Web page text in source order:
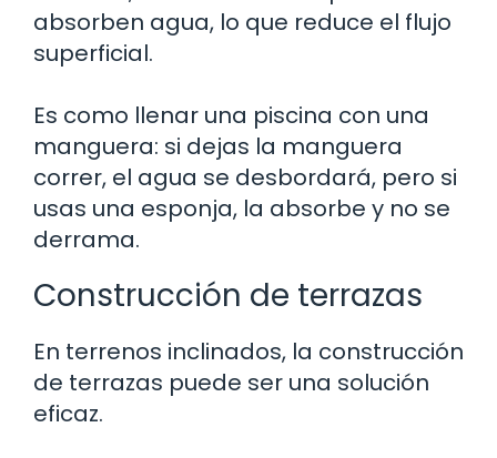
absorben agua, lo que reduce el flujo
superficial.
Es como llenar una piscina con una
manguera: si dejas la manguera
correr, el agua se desbordará, pero si
usas una esponja, la absorbe y no se
derrama.
Construcción de terrazas
En terrenos inclinados, la construcción
de terrazas puede ser una solución
eficaz.